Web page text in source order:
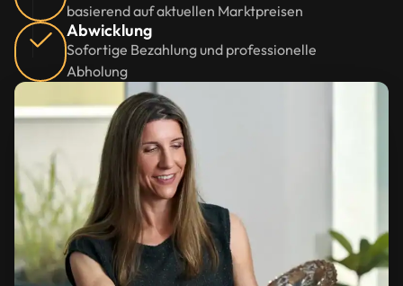
basierend auf aktuellen Marktpreisen
Abwicklung
Sofortige Bezahlung und professionelle
Abholung